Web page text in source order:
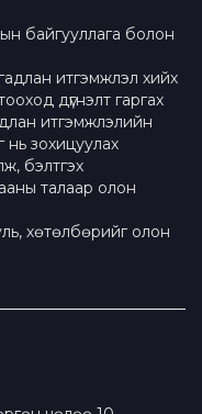
байгууллага болон
итгэмжлэл хийх
дүгнэлт гаргах
итгэмжлэлийн
нь зохицуулах
бэлтгэх
талаар олон
хөтөлбөрийг олон